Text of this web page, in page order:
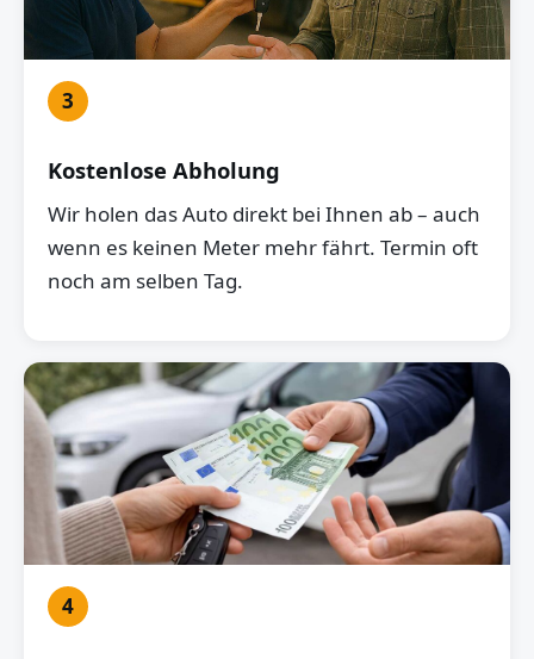
3
Kostenlose Abholung
Wir holen das Auto direkt bei Ihnen ab – auch
wenn es keinen Meter mehr fährt. Termin oft
noch am selben Tag.
4